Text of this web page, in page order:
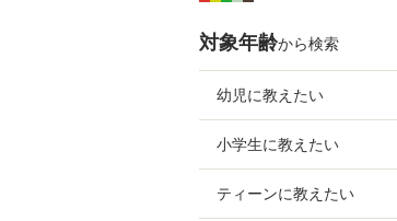
対象年齢から検索
幼児に教えたい
小学生に教えたい
ティーンに教えたい